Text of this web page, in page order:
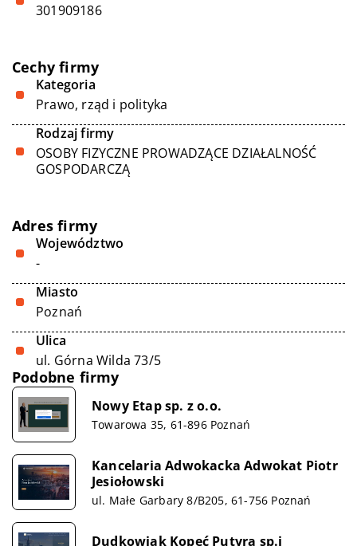
301909186
Cechy firmy
Kategoria
Prawo, rząd i polityka
Rodzaj firmy
OSOBY FIZYCZNE PROWADZĄCE DZIAŁALNOŚĆ
GOSPODARCZĄ
Adres firmy
Województwo
-
Miasto
Poznań
Ulica
ul. Górna Wilda 73/5
Podobne firmy
Nowy Etap sp. z o.o.
Towarowa 35, 61-896 Poznań
Kancelaria Adwokacka Adwokat Piotr
Jesiołowski
ul. Małe Garbary 8/B205, 61-756 Poznań
Dudkowiak Kopeć Putyra sp.j